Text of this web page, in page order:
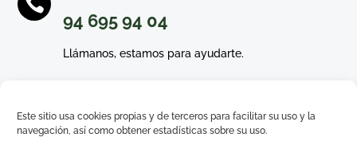
Este sitio usa cookies propias y de terceros para facilitar su uso y la
navegación, así como obtener estadísticas sobre su uso.
94 695 94 04
Llámanos, estamos para ayudarte.